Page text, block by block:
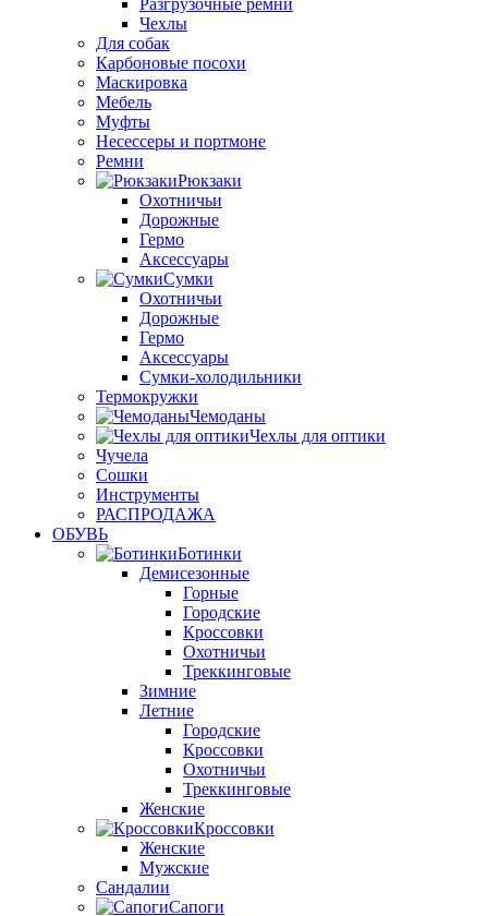
Разгрузочные ремни
Чехлы
Для собак
Карбоновые посохи
Маскировка
Мебель
Муфты
Несессеры и портмоне
Ремни
Рюкзаки
Охотничьи
Дорожные
Гермо
Аксессуары
Сумки
Охотничьи
Дорожные
Гермо
Аксессуары
Сумки-холодильники
Термокружки
Чемоданы
Чехлы для оптики
Чучела
Сошки
Инструменты
РАСПРОДАЖА
ОБУВЬ
Ботинки
Демисезонные
Горные
Городские
Кроссовки
Охотничьи
Треккинговые
Зимние
Летние
Городские
Кроссовки
Охотничьи
Треккинговые
Женские
Кроссовки
Женские
Мужские
Сандалии
Сапоги